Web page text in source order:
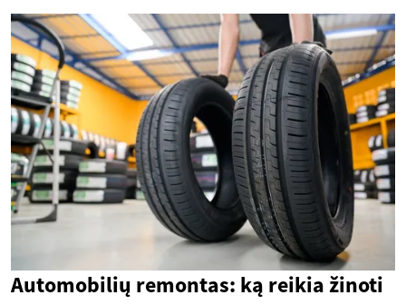
Automobilių remontas: ką reikia žinoti